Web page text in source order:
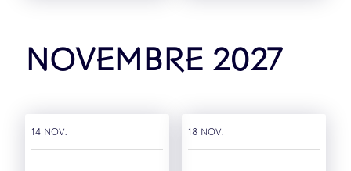
novembre 2027
14 nov. 18 nov.